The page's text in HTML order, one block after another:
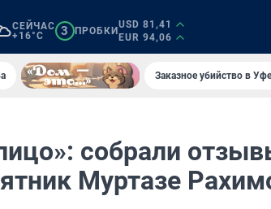
СЕЙЧАС
+16°C
3 ПРОБКИ
USD 81,41
EUR 94,06
Заказное убийство в
собрали
Муртазе